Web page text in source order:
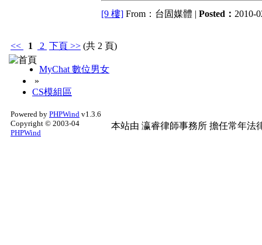
[9 樓] From：台固媒體 | Posted： 2010-
<< 1 2 下頁 >> (共 2 頁)
MyChat 數位男女
»
CS模組區
Powered by PHPWind v1.3.6
Copyright © 2003-04
PHPWind
本站由 瀛睿律師事務所 擔任常年法